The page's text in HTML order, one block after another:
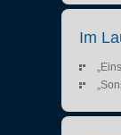
Im